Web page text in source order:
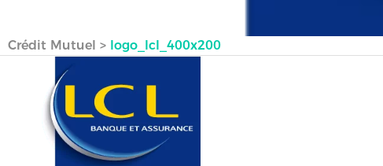
Crédit Mutuel > logo_lcl_400x200